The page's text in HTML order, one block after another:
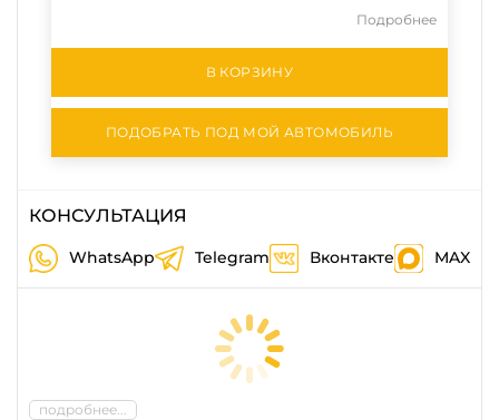
Подробнее
В КОРЗИНУ
ПОДОБРАТЬ ПОД МОЙ АВТОМОБИЛЬ
КОНСУЛЬТАЦИЯ
WhatsApp Telegram Вконтакте MAX
подробнее...